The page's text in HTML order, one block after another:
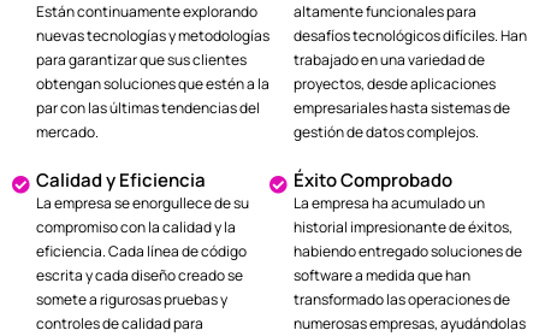
Están continuamente explorando
nuevas tecnologías y metodologías
para garantizar que sus clientes
obtengan soluciones que estén a la
par con las últimas tendencias del
mercado.
altamente funcionales para
desafíos tecnológicos difíciles. Han
trabajado en una variedad de
proyectos, desde aplicaciones
empresariales hasta sistemas de
gestión de datos complejos.
Calidad y Eficiencia
La empresa se enorgullece de su
compromiso con la calidad y la
eficiencia. Cada línea de código
escrita y cada diseño creado se
somete a rigurosas pruebas y
controles de calidad para
Éxito Comprobado
La empresa ha acumulado un
historial impresionante de éxitos,
habiendo entregado soluciones de
software a medida que han
transformado las operaciones de
numerosas empresas, ayudándolas